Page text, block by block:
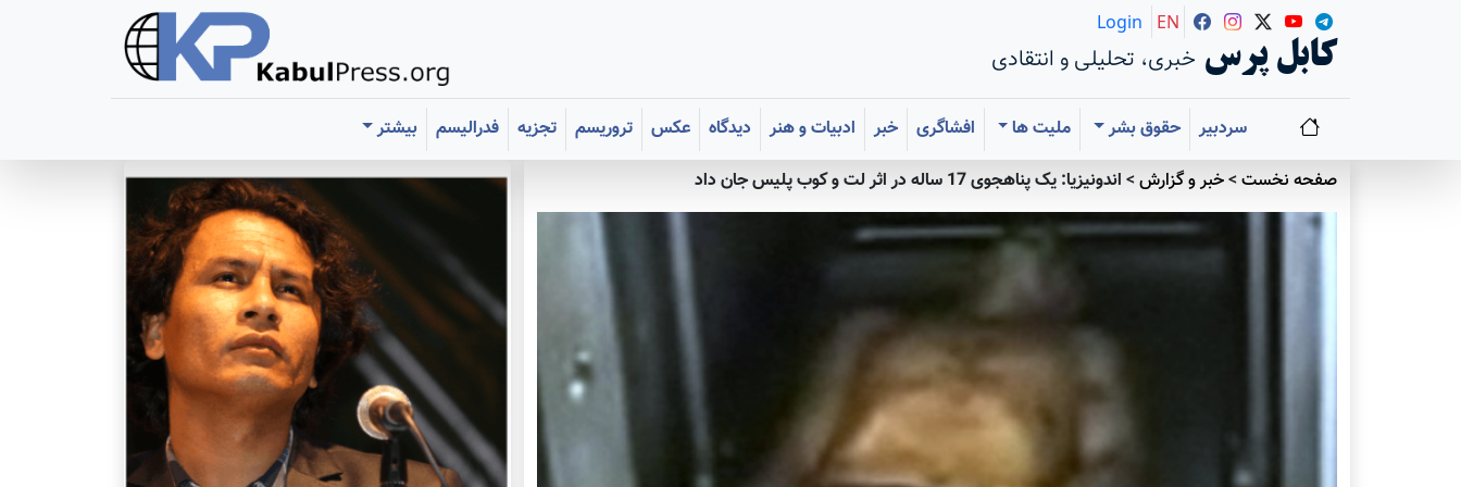
کابل پرس خبری، تحلیلی و انتقادی
Login EN
سردبیر حقوق بشر ملیت ها افشاگری خبر ادبیات و هنر دیدگاه عکس تروریسم تجزیه فدرالیسم
بیشتر
صفحه نخست>خبر و گزارش> اندونیزیا: یک پناهجوی 17 ساله در اثر لت و کوب پلیس جان داد